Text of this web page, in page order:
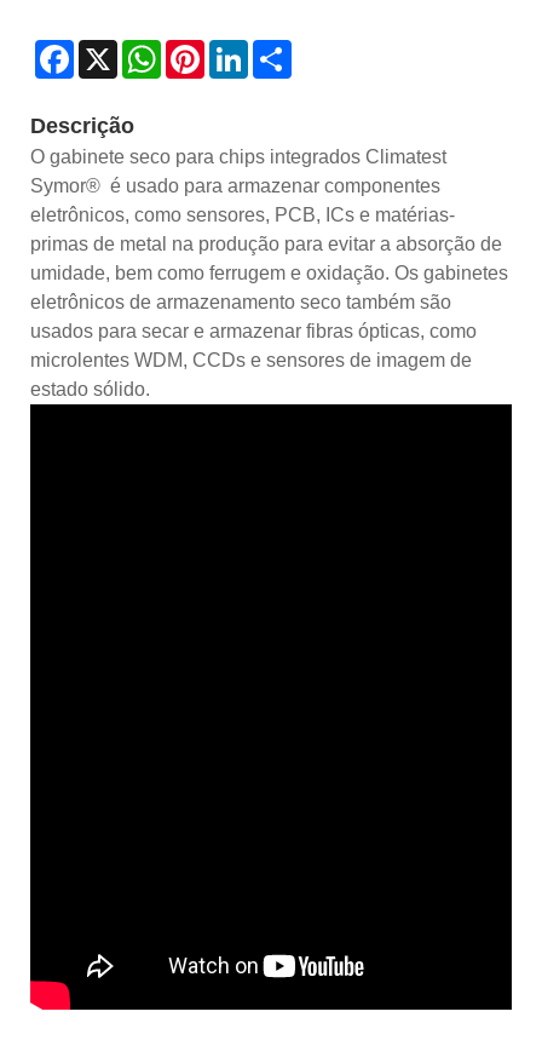
Facebook
X WhatsAppPinterestLinkedIn
Descrição
O gabinete seco para chips integrados Climatest
Symor® é usado para armazenar componentes
eletrônicos, como sensores, PCB, ICs e matérias-
primas de metal na produção para evitar a absorção de
umidade, bem como ferrugem e oxidação. Os gabinetes
eletrônicos de armazenamento seco também são
usados ​​para secar e armazenar fibras ópticas, como
microlentes WDM, CCDs e sensores de imagem de
estado sólido.